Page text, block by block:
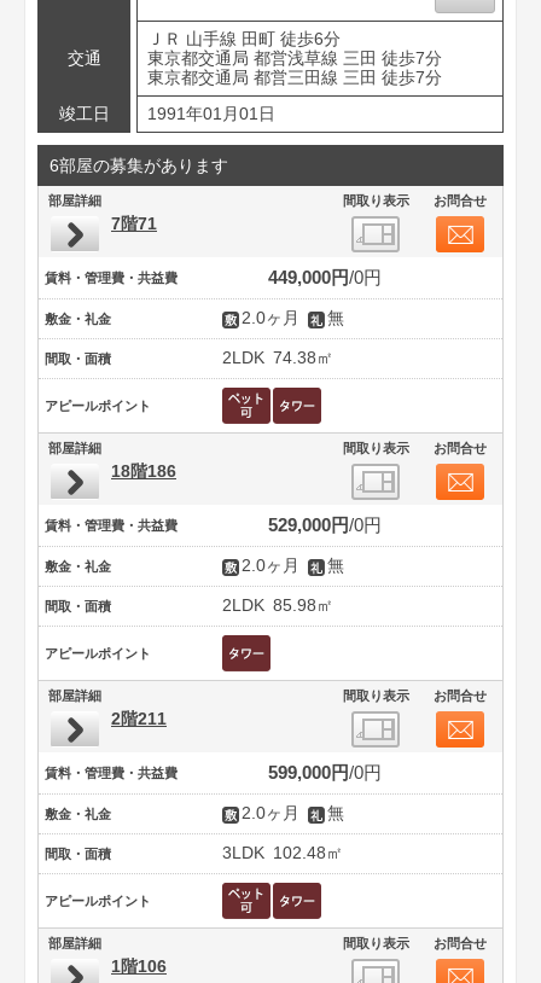
交通
ＪＲ 山手線 田町 徒歩6分
東京都交通局 都営浅草線 三田 徒歩7分
東京都交通局 都営三田線 三田 徒歩7分
竣工日
1991年01月01日
6部屋の募集があります
部屋詳細 間取り表示 お問合せ
7階71
賃料・管理費・共益費 449,000円 0円
敷金・礼金 2.0ヶ月 無
間取・面積 2LDK 74.38㎡
アピールポイント
部屋詳細 間取り表示 お問合せ
18階186
賃料・管理費・共益費 529,000円 0円
敷金・礼金 2.0ヶ月 無
間取・面積 2LDK 85.98㎡
アピールポイント
部屋詳細 間取り表示 お問合せ
2階211
賃料・管理費・共益費 599,000円 0円
敷金・礼金 2.0ヶ月 無
間取・面積 3LDK 102.48㎡
アピールポイント
部屋詳細 間取り表示 お問合せ
1階106